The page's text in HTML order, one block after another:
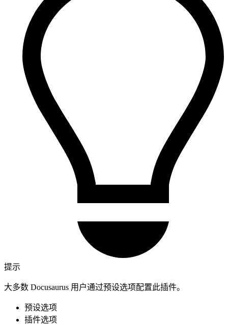
提示
大多数 Docusaurus 用户通过预设选项配置此插件。
预设选项
插件选项